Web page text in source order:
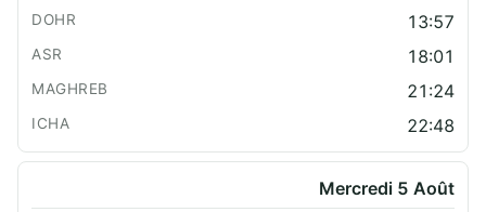
13:57
18:01
21:24
22:48
Mercredi 5 Août